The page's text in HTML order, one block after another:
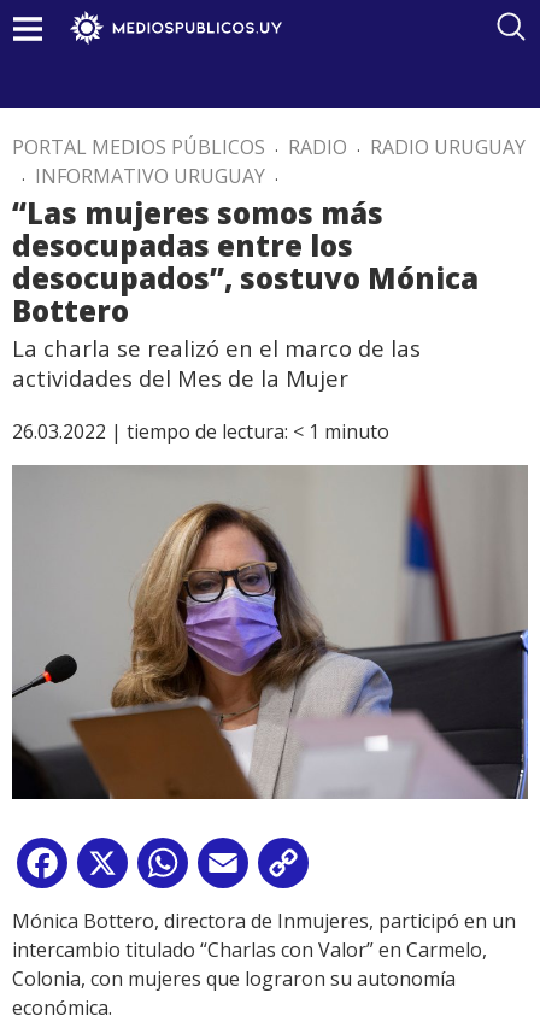
PORTAL MEDIOS PÚBLICOS . RADIO . RADIO URUGUAY
. INFORMATIVO URUGUAY .
“Las mujeres somos más
desocupadas entre los
desocupados”, sostuvo Mónica
Bottero
La charla se realizó en el marco de las
actividades del Mes de la Mujer
26.03.2022 | tiempo de lectura: < 1 minuto
Facebook
X WhatsApp
Email
Link
Mónica Bottero, directora de Inmujeres, participó en un
intercambio titulado “Charlas con Valor” en Carmelo,
Colonia, con mujeres que lograron su autonomía
económica.